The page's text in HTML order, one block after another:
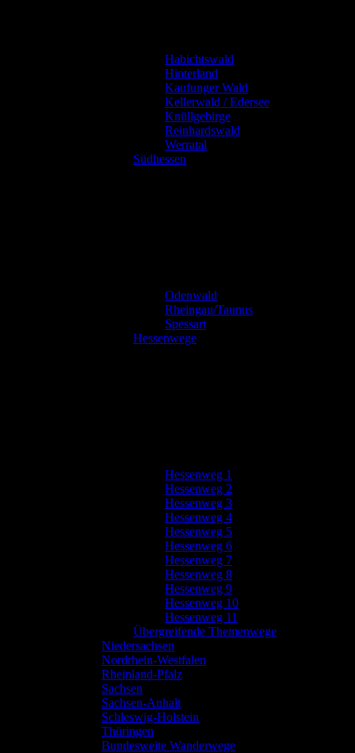
Habichtswald
Hinterland
Kaufunger Wald
Kellerwald / Edersee
Knüllgebirge
Reinhardswald
Werratal
Südhessen
Odenwald
Rheingau/Taunus
Spessart
Hessenwege
Hessenweg 1
Hessenweg 2
Hessenweg 3
Hessenweg 4
Hessenweg 5
Hessenweg 6
Hessenweg 7
Hessenweg 8
Hessenweg 9
Hessenweg 10
Hessenweg 11
Übergreifende Themenwege
Niedersachsen
Nordrhein-Westfalen
Rheinland-Pfalz
Sachsen
Sachsen-Anhalt
Schleswig-Holstein
Thüringen
Bundesweite Wanderwege